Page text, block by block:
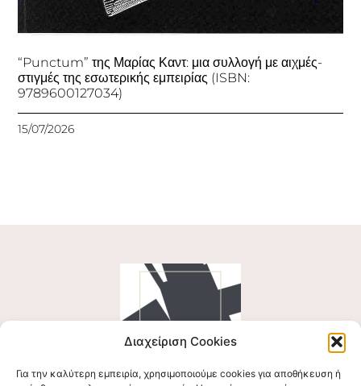
Διαχείριση Cookies
Για την καλύτερη εμπειρία, χρησιμοποιούμε cookies για αποθήκευση ή
“Punctum” της Μαρίας Καντ: μια συλλογή με αιχμές-
στιγμές της εσωτερικής εμπειρίας (ISBN:
9789600127034)
15/07/2026